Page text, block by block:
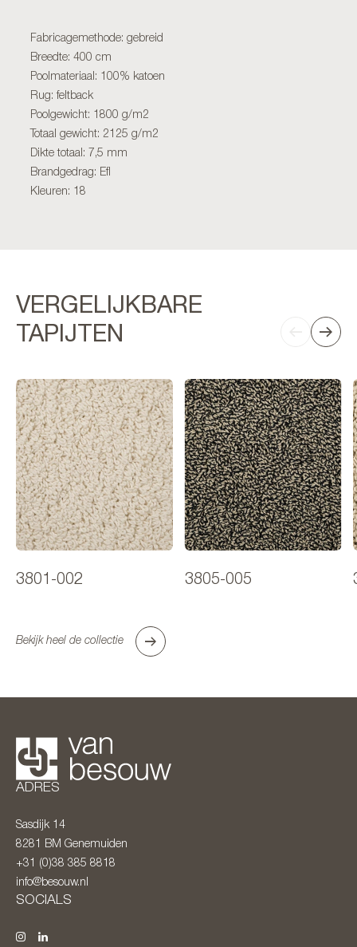
Fabricagemethode: gebreid
Breedte: 400 cm
Poolmateriaal: 100% katoen
Rug: feltback
Poolgewicht: 1800 g/m2
Totaal gewicht: 2125 g/m2
Dikte totaal: 7,5 mm
Brandgedrag: Efl
Kleuren: 18
VERGELIJKBARE
TAPIJTEN
3801-002 3805-005
Bekijk heel de collectie
ADRES
Sasdijk 14
8281 BM Genemuiden
+31 (0)38 385 8818
info@besouw.nl
SOCIALS